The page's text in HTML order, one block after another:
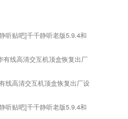
听贴吧]千千静听老版5.9.4和
有线高清交互机顶盒恢复出厂
线高清交互机顶盒恢复出厂设
听贴吧]千千静听老版5.9.4和